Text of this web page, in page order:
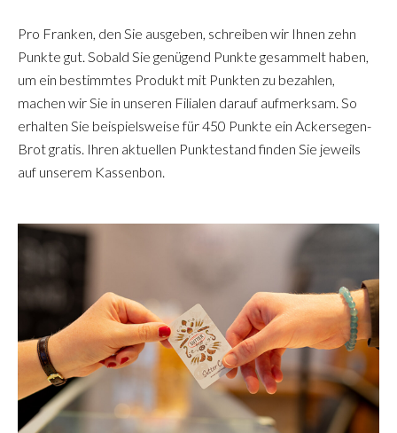
Pro Franken, den Sie ausgeben, schreiben wir Ihnen zehn
Punkte gut. Sobald Sie genügend Punkte gesammelt haben,
um ein bestimmtes Produkt mit Punkten zu bezahlen,
machen wir Sie in unseren Filialen darauf aufmerksam. So
erhalten Sie beispielsweise für 450 Punkte ein Ackersegen-
Brot gratis. Ihren aktuellen Punktestand finden Sie jeweils
auf unserem Kassenbon.